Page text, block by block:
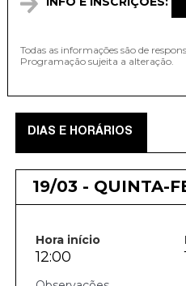
Todas as informações são de
Programação sujeita a alteração.
DIAS E HORÁRIOS
19/03 - QUINTA-
Hora início
12:00